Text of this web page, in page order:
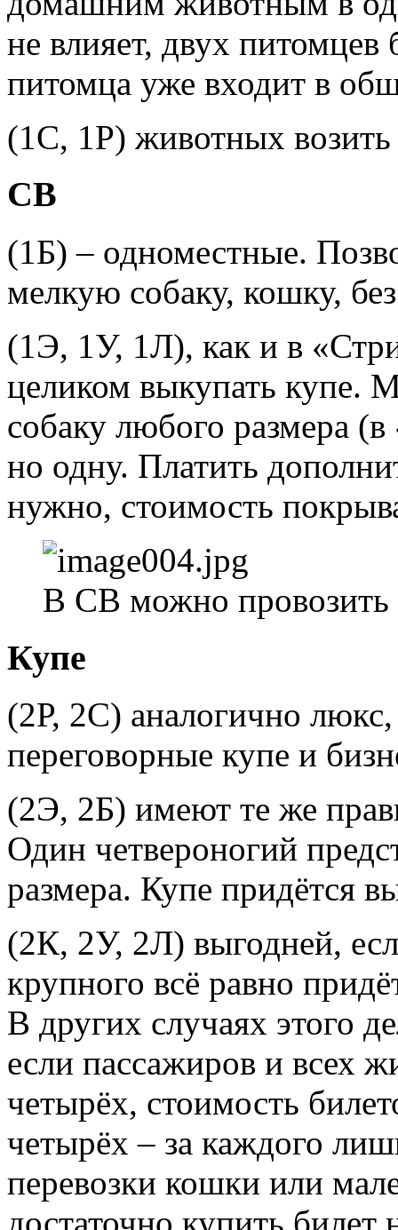
не влияет, двух питомцев
питомца уже входит в
(1С, 1Р) животных
СВ
(1Б) – одноместные.
мелкую собаку, кошку,
(1Э, 1У, 1Л), как и в
целиком выкупать купе.
собаку любого размера
но одну. Платить
нужно, стоимость
В СВ можно провозить
Купе
(2Р, 2С) аналогично
переговорные купе и
(2Э, 2Б) имеют те же
Один четвероногий
размера. Купе придётся
(2К, 2У, 2Л) выгодней,
крупного всё равно
В других случаях этого
если пассажиров и всех
четырёх, стоимость
четырёх – за каждого
перевозки кошки или